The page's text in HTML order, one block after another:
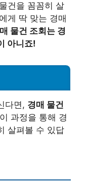
건을 꼼꼼히 살
게 딱 맞는 경매
물건 조회는 경
아니죠!
다면, 경매 물건
과정을 통해 경
살펴볼 수 있답